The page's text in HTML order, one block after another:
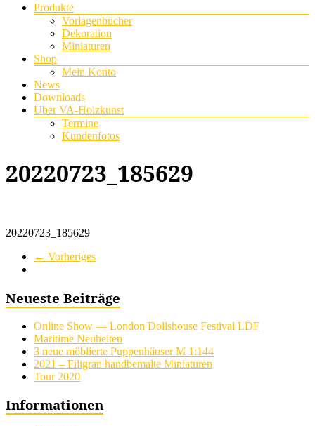
Menü
Produkte
Vorlagenbücher
Dekoration
Miniaturen
Shop
Mein Konto
News
Downloads
Über VA-Holzkunst
Termine
Kundenfotos
20220723_185629
20220723_185629
← Vorheriges
Neueste Beiträge
Online Show — London Dollshouse Festival LDF
Maritime Neuheiten
3 neue möblierte Puppenhäuser M 1:144
2021 – Filigran handbemalte Miniaturen
Tour 2020
Informationen